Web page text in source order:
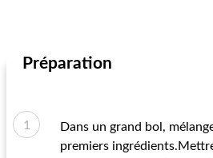
Préparation
Dans un grand bol,
premiers